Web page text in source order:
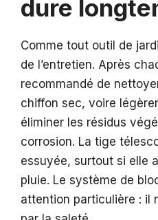
dure
Comme tout outil de
de l’entretien. Après
recommandé de
chiffon sec, voire
éliminer les résidus
corrosion. La tige
essuyée, surtout si elle
pluie. Le système de
attention particulière : il